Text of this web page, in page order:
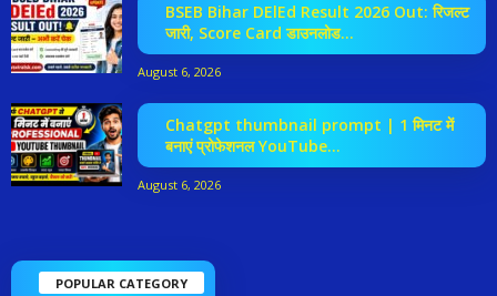
BSEB Bihar DElEd Result 2026 Out: रिजल्ट
जारी, Score Card डाउनलोड...
August 6, 2026
Chatgpt thumbnail prompt | 1 मिनट में
बनाएं प्रोफेशनल YouTube...
August 6, 2026
POPULAR CATEGORY